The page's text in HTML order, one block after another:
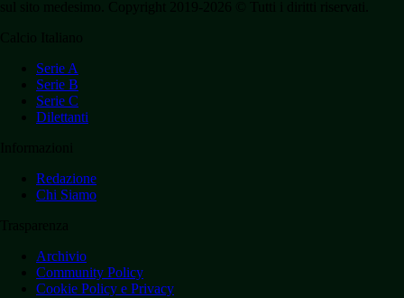
Serie A
Serie B
Serie C
Dilettanti
Redazione
Chi Siamo
Archivio
Community Policy
Cookie Policy e Privacy